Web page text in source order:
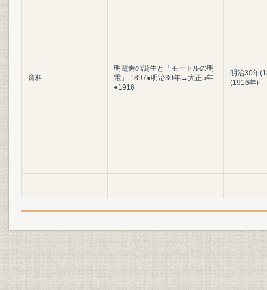
資料
明電舎の誕生と「モートルの明
電」 1897●明治30年→大正5年
●1916
明治30年
(1916年)
設備
明電舎の誕生と「モートルの明
電」 1897●明治30年→大正5年
●1916
大正2年
年)